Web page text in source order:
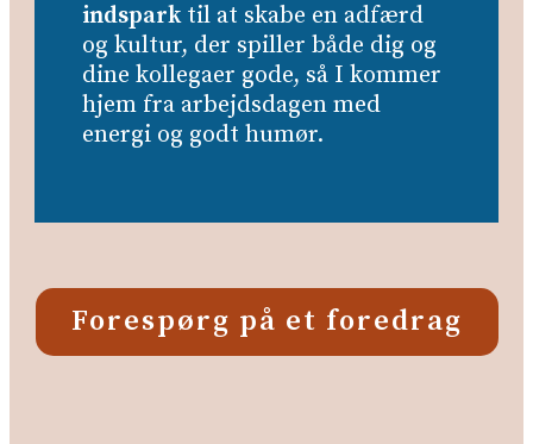
indsparktil at skabe en adfærd
og kultur, der spiller både dig og
dine kollegaer gode, så I kommer
hjem fra arbejdsdagen med
energi og godt humør.
Forespørg på et foredrag